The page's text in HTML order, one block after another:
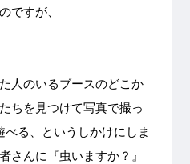
ですが、
人のいるブースのどこか
ちを見つけて写真で撮っ
る、というしかけにしま
さんに『虫いますか？』